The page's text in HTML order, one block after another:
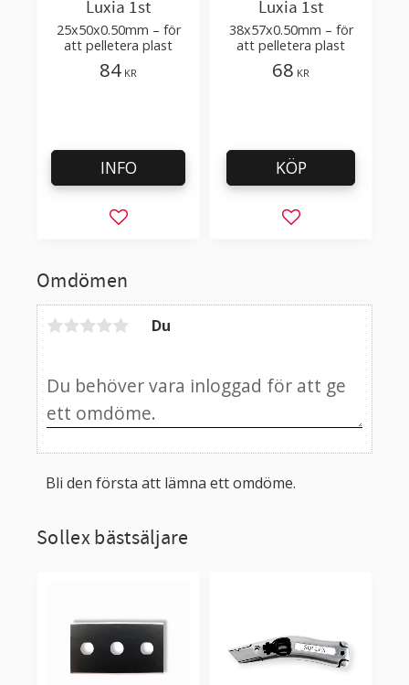
Omdömen
Du
Bli den första att lämna ett omdöme.
Luxia 1st
25x50x0.50mm – för
att pelletera plast
84 KR
Lägg till i favoriter
INFO
Luxia 1st
38x57x0.50mm – för
att pelletera plast
68 KR
Lägg till i
KÖP
Sollex bästsäljare